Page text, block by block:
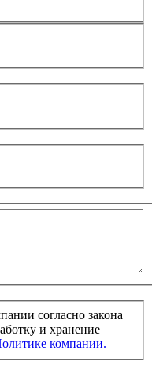
согласно закона
и хранение
компании.